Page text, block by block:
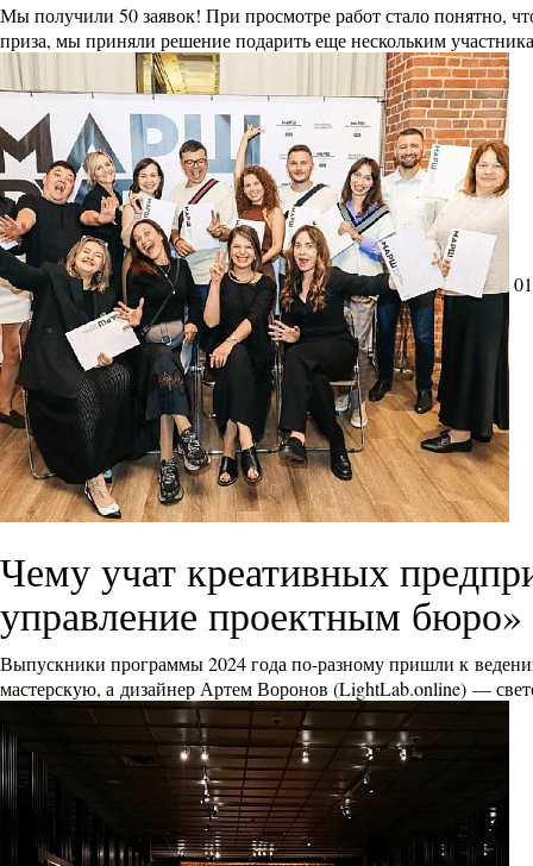
Мы получили 50 заявок! При просмотре работ стало понятно,
приза, мы приняли решение подарить еще нескольким
Чему учат креативных
управление проектным бюро»
Выпускники программы 2024 года по-разному пришли к
мастерскую, а дизайнер Артем Воронов (LightLab.online) —